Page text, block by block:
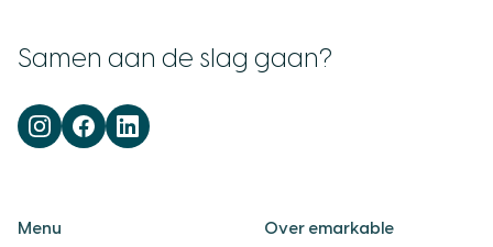
Samen aan de slag gaan?
Menu Over emarkable